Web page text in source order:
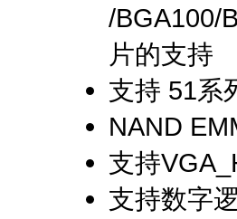
/BGA100/
片的支持
支持 51系
NAND
支持
支持数字